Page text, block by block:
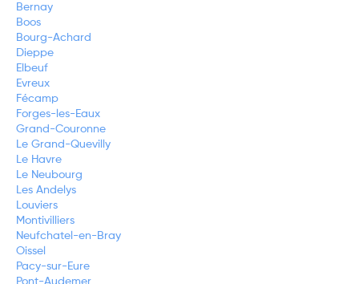
Bernay
Boos
Bourg-Achard
Dieppe
Elbeuf
Evreux
Fécamp
Forges-les-Eaux
Grand-Couronne
Le Grand-Quevilly
Le Havre
Le Neubourg
Les Andelys
Louviers
Montivilliers
Neufchatel-en-Bray
Oissel
Pacy-sur-Eure
Pont-Audemer